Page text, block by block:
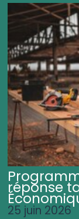
réponse
25 juin 2026